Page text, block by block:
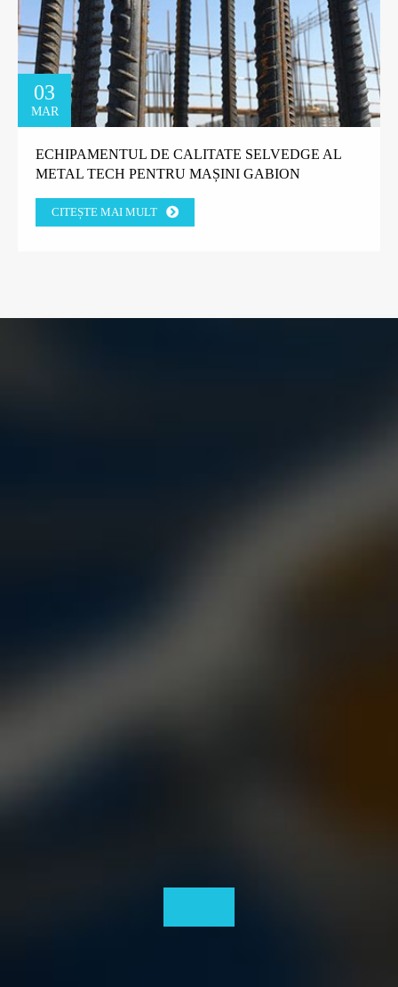
03
MAR
ECHIPAMENTUL DE CALITATE SELVEDGE AL
METAL TECH PENTRU MAȘINI GABION
DIN GRECIA.
CITEȘTE MAI MULT